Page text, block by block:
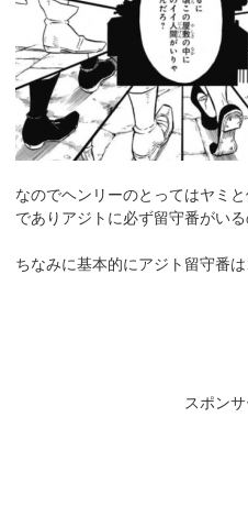
なのでヘンリーのとってはヤミ
でありアジトに必ず留守番がい
ちなみに基本的にアジト留守番
スポン